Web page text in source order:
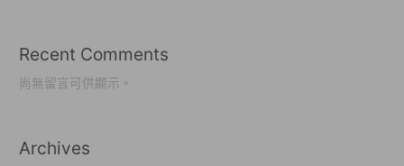
Recent Comments
尚無留言可供顯示。
Archives